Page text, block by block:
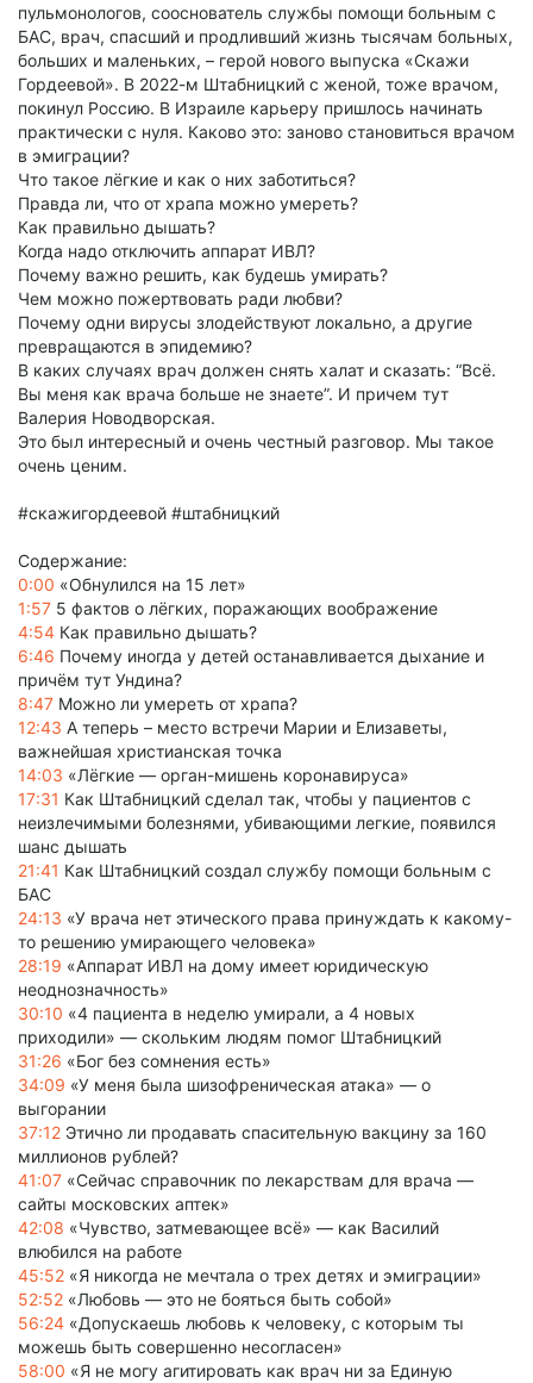
пульмонологов, сооснователь службы помощи больным с
БАС, врач, спасший и продливший жизнь тысячам больных,
больших и маленьких, – герой нового выпуска «Скажи
Гордеевой». В 2022-м Штабницкий с женой, тоже врачом,
покинул Россию. В Израиле карьеру пришлось начинать
практически с нуля. Каково это: заново становиться врачом
в эмиграции?
Что такое лёгкие и как о них заботиться?
Правда ли, что от храпа можно умереть?
Как правильно дышать?
Когда надо отключить аппарат ИВЛ?
Почему важно решить, как будешь умирать?
Чем можно пожертвовать ради любви?
Почему одни вирусы злодействуют локально, а другие
превращаются в эпидемию?
В каких случаях врач должен снять халат и сказать: “Всё.
Вы меня как врача больше не знаете”. И причем тут
Валерия Новодворская.
Это был интересный и очень честный разговор. Мы такое
очень ценим.
#скажигордеевой #штабницкий
Содержание:
0:00 «Обнулился на 15 лет»
1:57 5 фактов о лёгких, поражающих воображение
4:54 Как правильно дышать?
6:46 Почему иногда у детей останавливается дыхание и
причём тут Ундина?
8:47 Можно ли умереть от храпа?
12:43 А теперь – место встречи Марии и Елизаветы,
важнейшая христианская точка
14:03 «Лёгкие — орган-мишень коронавируса»
17:31 Как Штабницкий сделал так, чтобы у пациентов с
неизлечимыми болезнями, убивающими легкие, появился
шанс дышать
21:41 Как Штабницкий создал службу помощи больным с
БАС
24:13 «У врача нет этического права принуждать к какому-
то решению умирающего человека»
28:19 «Аппарат ИВЛ на дому имеет юридическую
неоднозначность»
30:10 «4 пациента в неделю умирали, а 4 новых
приходили» — скольким людям помог Штабницкий
31:26 «Бог без сомнения есть»
34:09 «У меня была шизофреническая атака» — о
выгорании
37:12 Этично ли продавать спасительную вакцину за 160
миллионов рублей?
41:07 «Сейчас справочник по лекарствам для врача —
сайты московских аптек»
42:08 «Чувство, затмевающее всё» — как Василий
влюбился на работе
45:52 «Я никогда не мечтала о трех детях и эмиграции»
52:52 «Любовь — это не бояться быть собой»
56:24 «Допускаешь любовь к человеку, с которым ты
можешь быть совершенно несогласен»
58:00 «Я не могу агитировать как врач ни за Единую